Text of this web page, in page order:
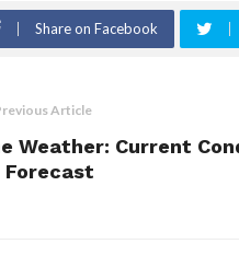
Share on Facebook
Article
Weather: Current
Forecast